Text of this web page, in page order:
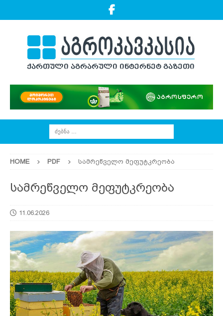
HOME PDF სამრეწველო მეფუტკრეობა
სამრეწველო მეფუტკრეობა
11.06.2026